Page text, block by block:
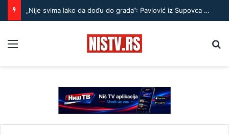
„Nije svima lako da dođu do grada“: Pavlović iz Supovca – Treba doći kod ljudi i pitati šta im je potrebno